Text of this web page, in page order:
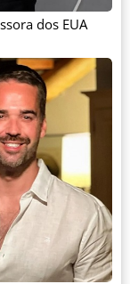
dos EUA